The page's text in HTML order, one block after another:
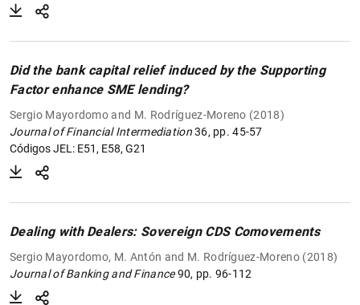
Did the bank capital relief induced by the Supporting
Factor enhance SME lending?
Sergio Mayordomo and M. Rodríguez-Moreno (2018)
Journal of Financial Intermediation36, pp. 45-57
Códigos JEL: E51, E58, G21
Dealing with Dealers: Sovereign CDS Comovements
Sergio Mayordomo, M. Antón and M. Rodríguez-Moreno (2018)
Journal of Banking and Finance90, pp. 96-112